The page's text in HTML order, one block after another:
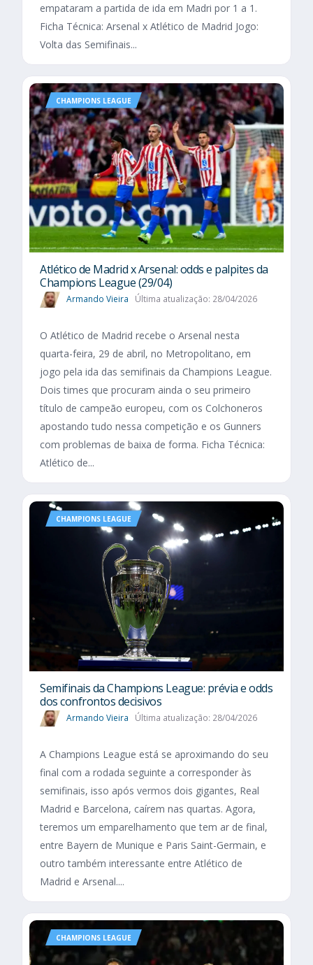
empataram a partida de ida em Madri por 1 a 1.
Ficha Técnica: Arsenal x Atlético de Madrid Jogo:
Volta das Semifinais...
CHAMPIONS LEAGUE
Atlético de Madrid x Arsenal: odds e palpites da
Champions League (29/04)
Armando Vieira Última atualização: 28/04/2026
O Atlético de Madrid recebe o Arsenal nesta
quarta-feira, 29 de abril, no Metropolitano, em
jogo pela ida das semifinais da Champions League.
Dois times que procuram ainda o seu primeiro
título de campeão europeu, com os Colchoneros
apostando tudo nessa competição e os Gunners
com problemas de baixa de forma. Ficha Técnica:
Atlético de...
CHAMPIONS LEAGUE
Semifinais da Champions League: prévia e odds
dos confrontos decisivos
Armando Vieira Última atualização: 28/04/2026
A Champions League está se aproximando do seu
final com a rodada seguinte a corresponder às
semifinais, isso após vermos dois gigantes, Real
Madrid e Barcelona, caírem nas quartas. Agora,
teremos um emparelhamento que tem ar de final,
entre Bayern de Munique e Paris Saint-Germain, e
outro também interessante entre Atlético de
Madrid e Arsenal....
CHAMPIONS LEAGUE